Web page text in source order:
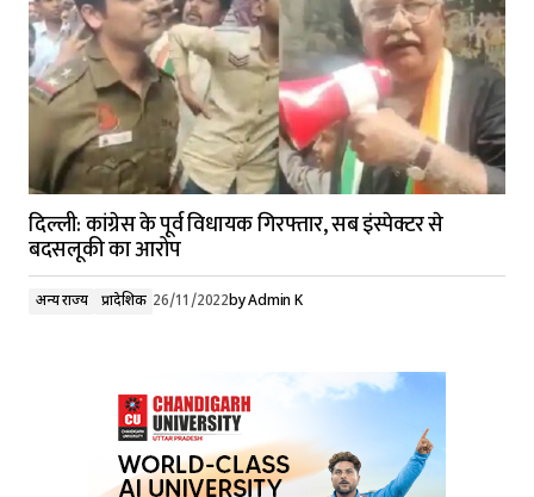
दिल्ली: कांग्रेस के पूर्व विधायक गिरफ्तार, सब इंस्पेक्टर से
बदसलूकी का आरोप
अन्य राज्य प्रादेशिक 26/11/2022byAdmin K